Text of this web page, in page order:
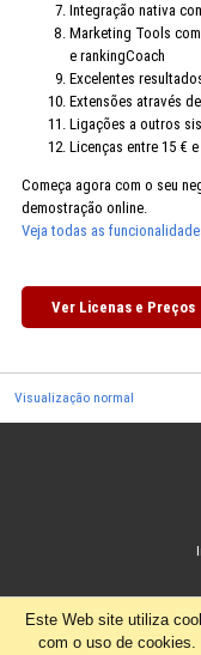
Integração nativa
Marketing Tools
e rankingCoach
Excelentes
Extensões através
Ligações a outros
Licenças entre 15 €
Começa agora com o seu
demostração online.
Veja todas as
Ver Licenas e Preços
Visualização normal
Este Web site utiliza
com o uso de cookies.